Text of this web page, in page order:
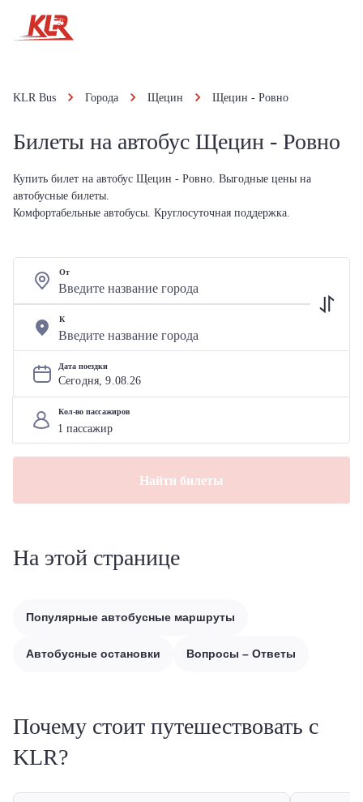
KLR Bus Города Щецин Щецин - Ровно
Билеты на автобус Щецин - Ровно
Купить билет на автобус Щецин - Ровно. Выгодные цены на
автобусные билеты.
Комфортабельные автобусы. Круглосуточная поддержка.
От
К
Дата поездки
Сегодня, 9.08.26
Кол-во пассажиров
Найти билеты
На этой странице
Популярные автобусные маршруты
Автобусные остановки Вопросы – Ответы
Почему стоит путешествовать с
KLR?